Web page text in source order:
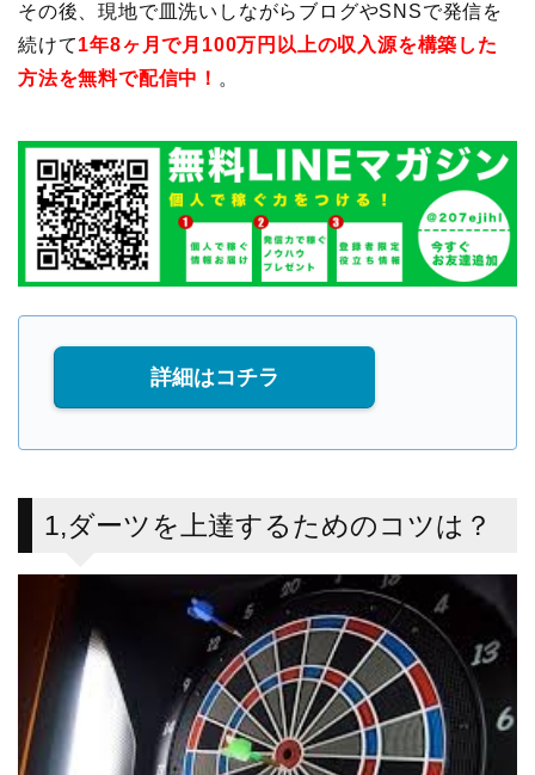
その後、現地で皿洗いしながらブログやSNSで発信を
続けて1年8ヶ月で月100万円以上の収入源を構築した
方法を無料で配信中！ 。
詳細はコチラ
1,ダーツを上達するためのコツは？